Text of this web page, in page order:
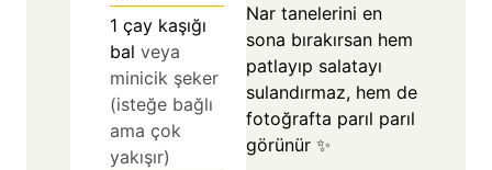
1 çay kaşığı
bal veya
minicik şeker
(isteğe bağlı
ama çok
yakışır)
Nar tanelerini en
sona bırakırsan hem
patlayıp salatayı
sulandırmaz, hem de
fotoğrafta parıl parıl
görünür ✨